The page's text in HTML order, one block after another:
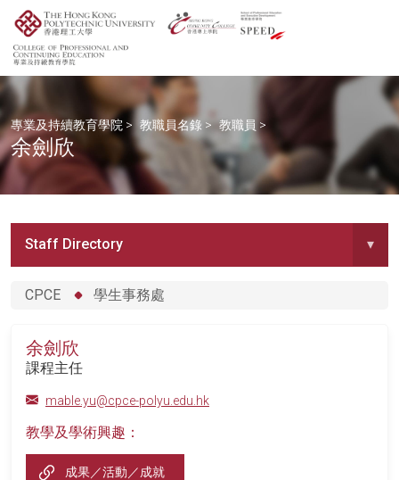
專業及持續教育學院 > 教職員名錄 > 教職員 >
余劍欣
Staff Directory ▾
CPCE 學生事務處
余劍欣
課程主任
mable.yu@cpce-polyu.edu.hk
教學及學術興趣：
成果／活動／成就